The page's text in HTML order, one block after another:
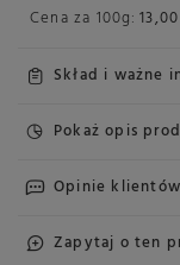
Cena za 100g:
Skład i ważne
Pokaż opis
Opinie klientów
Zapytaj o ten